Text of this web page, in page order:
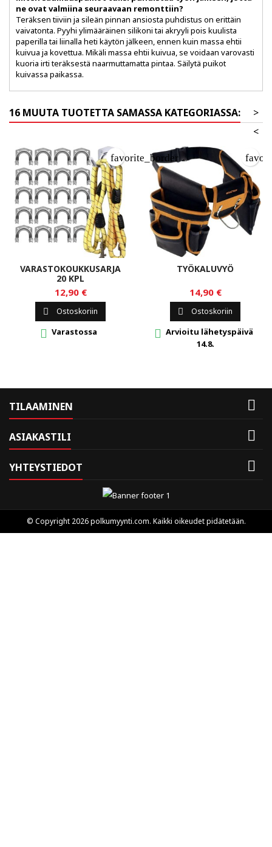
ne ovat valmiina seuraavaan remonttiin?
Teräksen tiiviin ja sileän pinnan ansiosta puhdistus on erittäin
vaivatonta. Pyyhi ylimääräinen silikoni tai akryyli pois kuulista
paperilla tai liinalla heti käytön jälkeen, ennen kuin massa ehtii
kuivua ja kovettua. Mikäli massa ehtii kuivua, se voidaan varovasti
kuoria irti teräksestä naarmuttamatta pintaa. Säilytä puikot
kuivassa paikassa.
16 MUUTA TUOTETTA SAMASSA KATEGORIASSA:
>
<
VARASTOKOUKKUSARJA
20 KPL
12,90 €
 Ostoskoriin
 Varastossa
favorite_border
TYÖKALUVYÖ
14,90 €
 Ostoskoriin
 Arvioitu lähetyspäivä
14.8.
TILAAMINEN 
ASIAKASTILI 
YHTEYSTIEDOT 
© Copyright 2026 polkumyynti.com. Kaikki oikeudet pidätetään.